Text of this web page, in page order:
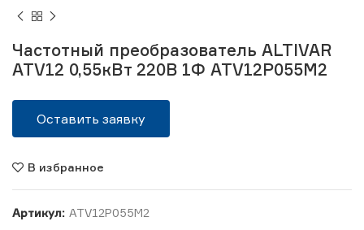
Частотный преобразователь ALTIVAR
ATV12 0,55кВт 220В 1Ф ATV12P055M2
Оставить заявку
В избранное
Артикул: ATV12P055M2